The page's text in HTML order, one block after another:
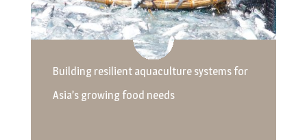
Building resilient aquaculture systems for
Asia’s growing food needs